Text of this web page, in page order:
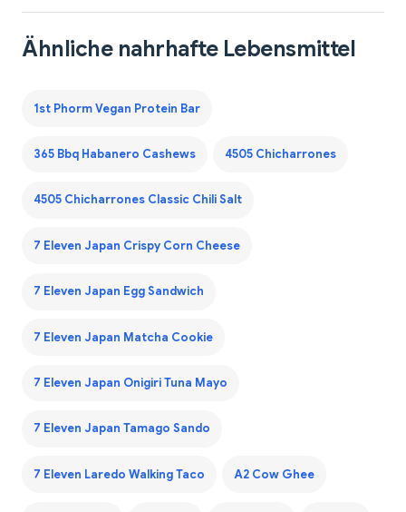
Ähnliche nahrhafte Lebensmittel
1st Phorm Vegan Protein Bar
365 Bbq Habanero Cashews 4505 Chicharrones
4505 Chicharrones Classic Chili Salt
7 Eleven Japan Crispy Corn Cheese
7 Eleven Japan Egg Sandwich
7 Eleven Japan Matcha Cookie
7 Eleven Japan Onigiri Tuna Mayo
7 Eleven Japan Tamago Sando
7 Eleven Laredo Walking Taco A2 Cow Ghee